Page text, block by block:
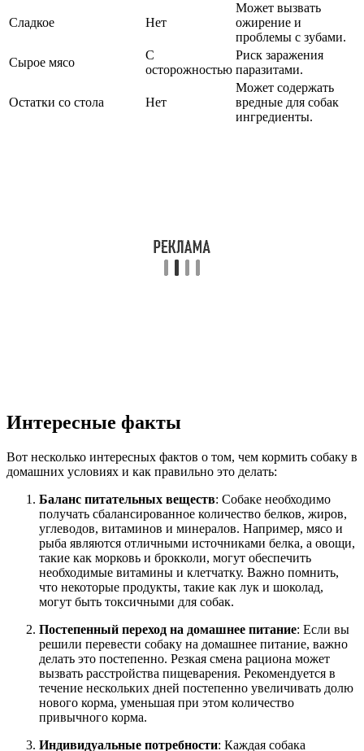
Сладкое Нет
Может вызвать
ожирение и
проблемы с зубами.
Сырое мясо
С
осторожностью
Риск заражения
паразитами.
Остатки со стола Нет
Может содержать
вредные для собак
ингредиенты.
Интересные факты
Вот несколько интересных фактов о том, чем кормить собаку в
домашних условиях и как правильно это делать:
Баланс питательных веществ: Собаке необходимо
получать сбалансированное количество белков, жиров,
углеводов, витаминов и минералов. Например, мясо и
рыба являются отличными источниками белка, а овощи,
такие как морковь и брокколи, могут обеспечить
необходимые витамины и клетчатку. Важно помнить,
что некоторые продукты, такие как лук и шоколад,
могут быть токсичными для собак.
Постепенный переход на домашнее питание: Если вы
решили перевести собаку на домашнее питание, важно
делать это постепенно. Резкая смена рациона может
вызвать расстройства пищеварения. Рекомендуется в
течение нескольких дней постепенно увеличивать долю
нового корма, уменьшая при этом количество
привычного корма.
Индивидуальные потребности: Каждая собака